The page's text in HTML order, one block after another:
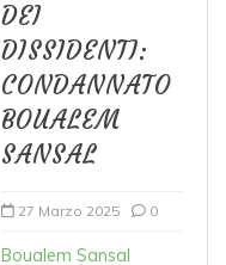
DEI
DISSIDENTI:
CONDANNATO
BOUALEM
SANSAL
27 Marzo 2025 0
Boualem Sansal